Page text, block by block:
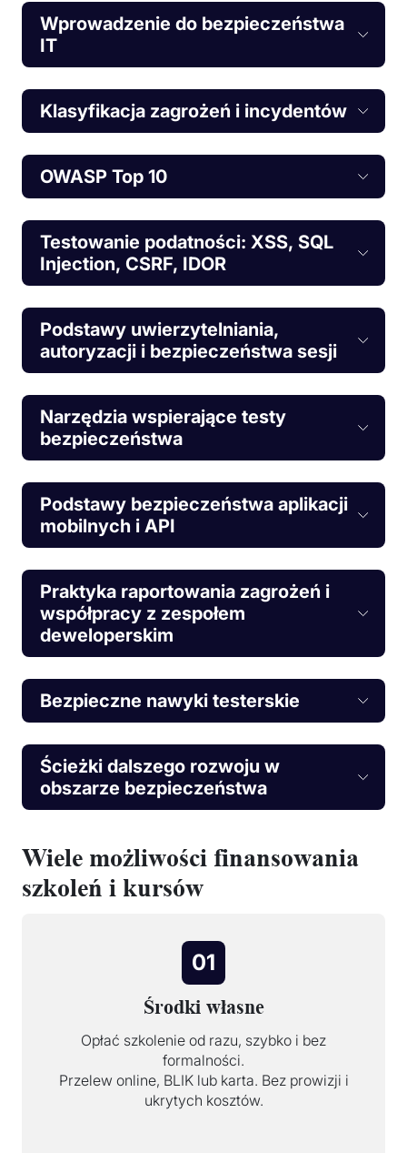
Wprowadzenie do bezpieczeństwa
IT
Klasyfikacja zagrożeń i incydentów
OWASP Top 10
Testowanie podatności: XSS, SQL
Injection, CSRF, IDOR
Podstawy uwierzytelniania,
autoryzacji i bezpieczeństwa sesji
Narzędzia wspierające testy
bezpieczeństwa
Podstawy bezpieczeństwa aplikacji
mobilnych i API
Praktyka raportowania zagrożeń i
współpracy z zespołem
deweloperskim
Bezpieczne nawyki testerskie
Ścieżki dalszego rozwoju w
obszarze bezpieczeństwa
Wiele możliwości finansowania
szkoleń i kursów
01
Środki własne
Opłać szkolenie od razu, szybko i bez
formalności.
Przelew online, BLIK lub karta. Bez prowizji i
ukrytych kosztów.